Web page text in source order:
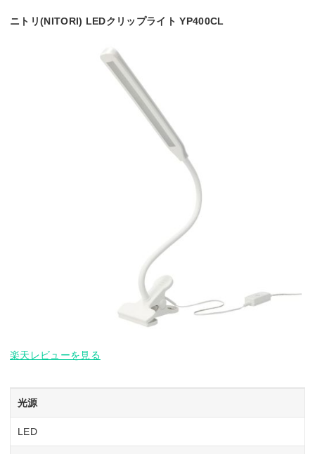
ニトリ(NITORI) LEDクリップライト YP400CL
楽天レビューを見る
光源
LED